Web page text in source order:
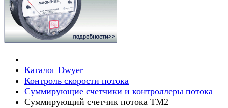
Каталог Dwyer
Контроль скорости потока
Суммирующие счетчики и контроллеры потока
Суммирующий счетчик потока TM2